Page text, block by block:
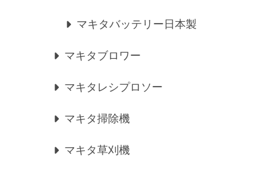
マキタバッテリー日本製
マキタブロワー
マキタレシプロソー
マキタ掃除機
マキタ草刈機